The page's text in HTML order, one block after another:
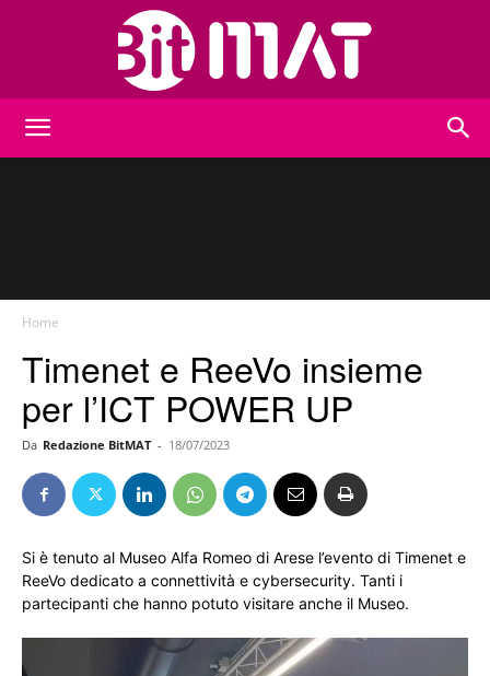
Home
Timenet e ReeVo insieme
per l’ICT POWER UP
Da Redazione BitMAT - 18/07/2023
Si è tenuto al Museo Alfa Romeo di Arese l’evento di Timenet e
ReeVo dedicato a connettività e cybersecurity. Tanti i
partecipanti che hanno potuto visitare anche il Museo.